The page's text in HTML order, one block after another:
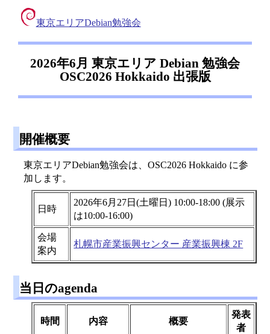
東京エリアDebian勉強会
2026年6月 東京エリア Debian 勉強会
OSC2026 Hokkaido 出張版
開催概要
東京エリアDebian勉強会は、OSC2026 Hokkaido に参
加します。
日時
2026年6月27日(土曜日) 10:00-18:00 (展示
は10:00-16:00)
会場
案内
札幌市産業振興センター 産業振興棟 2F
当日のagenda
時間 内容 概要
発表
者